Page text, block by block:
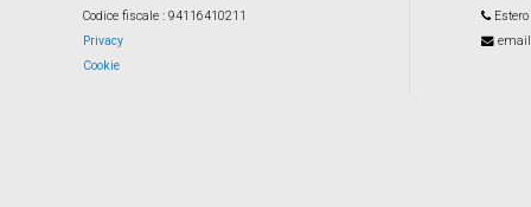
Codice fiscale : 94116410211
Privacy
Cookie
Estero
email